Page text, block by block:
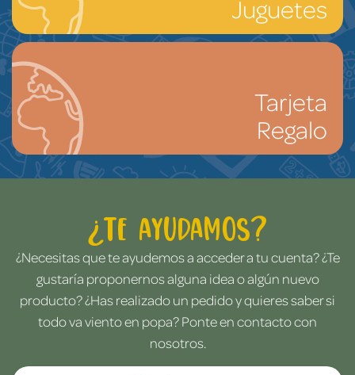
Juguetes
Tarjeta
Regalo
¿Te ayudamos?
¿Necesitas que te ayudemos a acceder a tu cuenta? ¿Te
gustaría proponernos alguna idea o algún nuevo
producto? ¿Has realizado un pedido y quieres saber si
todo va viento en popa? Ponte en contacto con
nosotros.